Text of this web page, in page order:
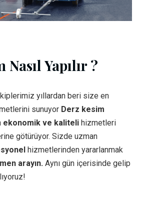
Yapılır ?
yıllardan beri size en
sunuyor Derz kesim
ekonomik ve kaliteli hizmetleri
götürüyor. Sizde uzman
hizmetlerinden yararlanmak
arayın. Aynı gün içerisinde gelip